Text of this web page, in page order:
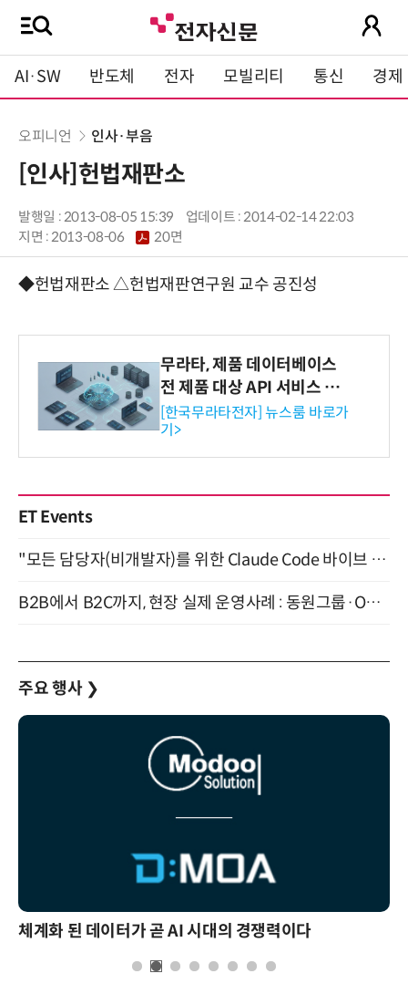
AI·SW 반도체 전자 모빌리티 통신 경제
오피니언 인사·부음
[인사]헌법재판소
발행일 : 2013-08-05 15:39
업데이트 : 2014-02-14 22:03
지면 :2013-08-06 20면
◆헌법재판소 △헌법재판연구원 교수 공진성
무라타, 제품 데이터베이스
전 제품 대상 API 서비스 제
공…73개 제품 카테고리로
확대
[한국무라타전자] 뉴스룸 바로가
기>
ET Events
"모든 담당자(비개발자)를 위한 Claude Code 바이브 코딩 2-day 부트캠프" 9월 16~17일 개최
B2B에서 B2C까지, 현장 실제 운영사례 : 동원그룹·OCI·다이닝브랜즈그룹·당근 (8/27)
주요 행사 ❯
체계화 된 데이터가 곧 AI 시대의 경쟁력이다